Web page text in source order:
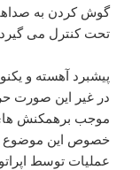
گوش کردن به
تحت کنترل می
پیشبرد آهسته و
در غیر این صورت
موجب برهمکنش
خصوص این موضوع
عملیات توسط